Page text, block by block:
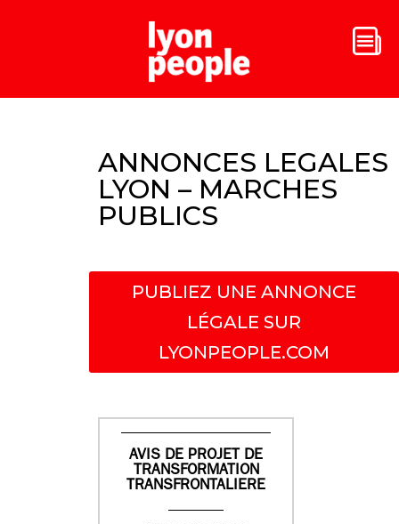
ANNONCES LEGALES
LYON – MARCHES
PUBLICS
PUBLIEZ UNE ANNONCE
LÉGALE SUR
LYONPEOPLE.COM
AVIS DE PROJET DE
TRANSFORMATION
TRANSFRONTALIERE